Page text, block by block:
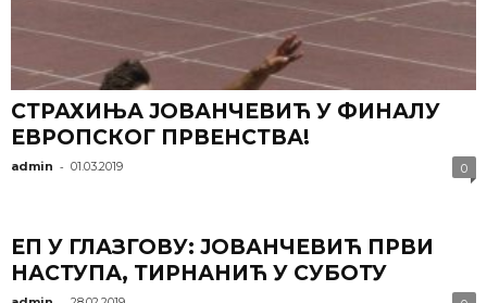
СТРАХИЊА ЈОВАНЧЕВИЋ У ФИНАЛУ
ЕВРОПСКОГ ПРВЕНСТВА!
admin - 01.03.2019 0
ЕП У ГЛАЗГОВУ: ЈОВАНЧЕВИЋ ПРВИ
НАСТУПА, ТИРНАНИЋ У СУБОТУ